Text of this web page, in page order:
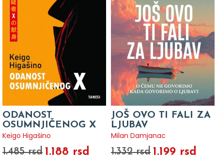
ODANOST
OSUMNJIČENOG X
Keigo Higašino
1.485 rsd 1.188 rsd
JOŠ OVO TI FALI ZA
LJUBAV
Milan Damjanac
1.332 rsd 1.199 rsd